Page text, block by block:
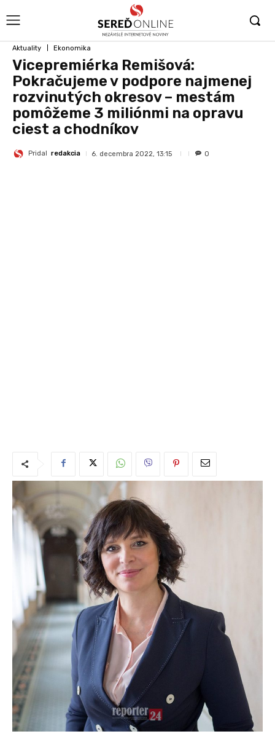
Aktuality Ekonomika
Vicepremiérka Remišová:
Pokračujeme v podpore najmenej
rozvinutých okresov – mestám
pomôžeme 3 miliónmi na opravu
ciest a chodníkov
Pridal redakcia 6. decembra 2022, 13:15 0